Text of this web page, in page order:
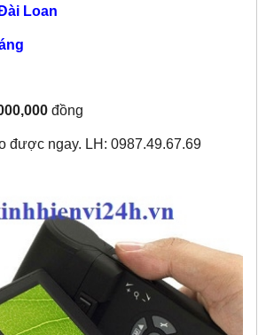
Loan
đồng
được ngay. LH: 0987.49.67.69